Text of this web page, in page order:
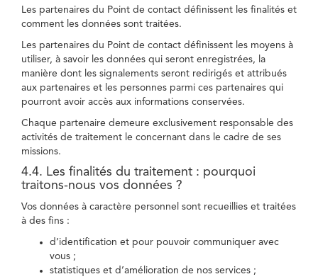
Les partenaires du Point de contact définissent les finalités et
comment les données sont traitées.
Les partenaires du Point de contact définissent les moyens à
utiliser, à savoir les données qui seront enregistrées, la
manière dont les signalements seront redirigés et attribués
aux partenaires et les personnes parmi ces partenaires qui
pourront avoir accès aux informations conservées.
Chaque partenaire demeure exclusivement responsable des
activités de traitement le concernant dans le cadre de ses
missions.
4.4. Les finalités du traitement : pourquoi
traitons-nous vos données ?
Vos données à caractère personnel sont recueillies et traitées
à des fins :
d’identification et pour pouvoir communiquer avec
vous ;
statistiques et d’amélioration de nos services ;